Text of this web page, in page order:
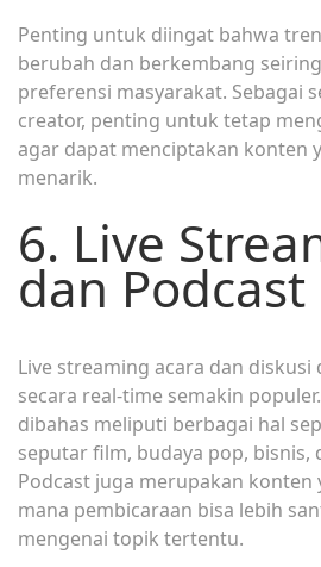
Penting untuk diingat bahwa
berubah dan berkembang
preferensi masyarakat. Sebagai
creator, penting untuk tetap
agar dapat menciptakan konten
menarik.
6. Live
dan Podcast
Live streaming acara dan diskusi
secara real-time semakin
dibahas meliputi berbagai hal
seputar film, budaya pop, bisnis,
Podcast juga merupakan konten
mana pembicaraan bisa lebih
mengenai topik tertentu.